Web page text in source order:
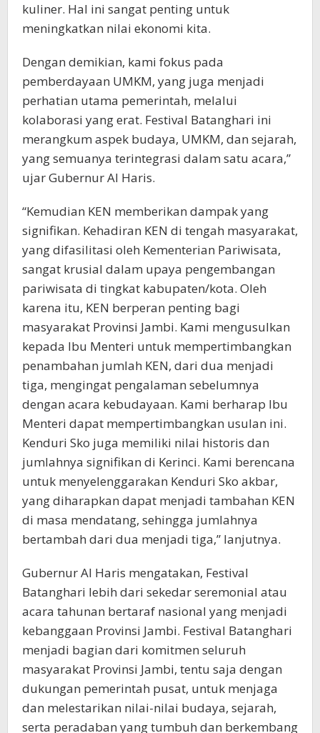
kuliner. Hal ini sangat penting untuk
meningkatkan nilai ekonomi kita.
Dengan demikian, kami fokus pada
pemberdayaan UMKM, yang juga menjadi
perhatian utama pemerintah, melalui
kolaborasi yang erat. Festival Batanghari ini
merangkum aspek budaya, UMKM, dan sejarah,
yang semuanya terintegrasi dalam satu acara,”
ujar Gubernur Al Haris.
“Kemudian KEN memberikan dampak yang
signifikan. Kehadiran KEN di tengah masyarakat,
yang difasilitasi oleh Kementerian Pariwisata,
sangat krusial dalam upaya pengembangan
pariwisata di tingkat kabupaten/kota. Oleh
karena itu, KEN berperan penting bagi
masyarakat Provinsi Jambi. Kami mengusulkan
kepada Ibu Menteri untuk mempertimbangkan
penambahan jumlah KEN, dari dua menjadi
tiga, mengingat pengalaman sebelumnya
dengan acara kebudayaan. Kami berharap Ibu
Menteri dapat mempertimbangkan usulan ini.
Kenduri Sko juga memiliki nilai historis dan
jumlahnya signifikan di Kerinci. Kami berencana
untuk menyelenggarakan Kenduri Sko akbar,
yang diharapkan dapat menjadi tambahan KEN
di masa mendatang, sehingga jumlahnya
bertambah dari dua menjadi tiga,” lanjutnya.
Gubernur Al Haris mengatakan, Festival
Batanghari lebih dari sekedar seremonial atau
acara tahunan bertaraf nasional yang menjadi
kebanggaan Provinsi Jambi. Festival Batanghari
menjadi bagian dari komitmen seluruh
masyarakat Provinsi Jambi, tentu saja dengan
dukungan pemerintah pusat, untuk menjaga
dan melestarikan nilai-nilai budaya, sejarah,
serta peradaban yang tumbuh dan berkembang